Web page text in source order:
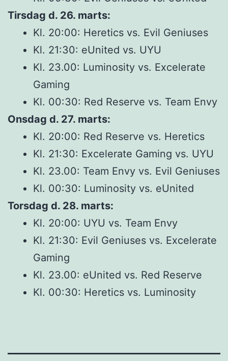
Tirsdag d. 26. marts:
Kl. 20:00: Heretics vs. Evil Geniuses
Kl. 21:30: eUnited vs. UYU
Kl. 23.00: Luminosity vs. Excelerate
Gaming
Kl. 00:30: Red Reserve vs. Team Envy
Onsdag d. 27. marts:
Kl. 20:00: Red Reserve vs. Heretics
Kl. 21:30: Excelerate Gaming vs. UYU
Kl. 23.00: Team Envy vs. Evil Geniuses
Kl. 00:30: Luminosity vs. eUnited
Torsdag d. 28. marts:
Kl. 20:00: UYU vs. Team Envy
Kl. 21:30: Evil Geniuses vs. Excelerate
Gaming
Kl. 23.00: eUnited vs. Red Reserve
Kl. 00:30: Heretics vs. Luminosity